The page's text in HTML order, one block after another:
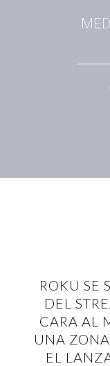
ROKU SE
DEL
CARA AL
UNA
EL